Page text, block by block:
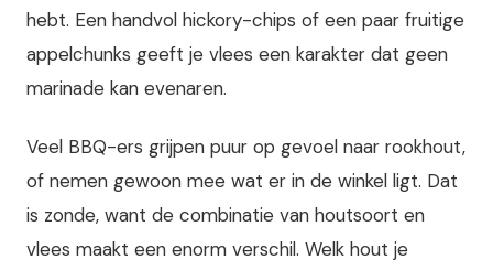
hebt. Een handvol hickory-chips of een paar fruitige
appelchunks geeft je vlees een karakter dat geen
marinade kan evenaren.
Veel BBQ-ers grijpen puur op gevoel naar rookhout,
of nemen gewoon mee wat er in de winkel ligt. Dat
is zonde, want de combinatie van houtsoort en
vlees maakt een enorm verschil. Welk hout je